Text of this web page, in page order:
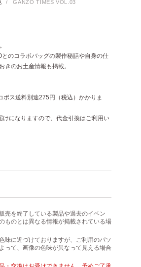
/ GANZO TIMES VOL.03
のコラボバッグの製作秘話や自身の仕
きのお土産情報も掲載。
ス送料別途275円（税込）かかりま
になりますので、代金引換はご利用い
を終了している製品や過去のイベン
ものとは異なる情報が掲載されている場
に近づけておりますが、ご利用のパソ
って、画像の色味が異なって見える場合